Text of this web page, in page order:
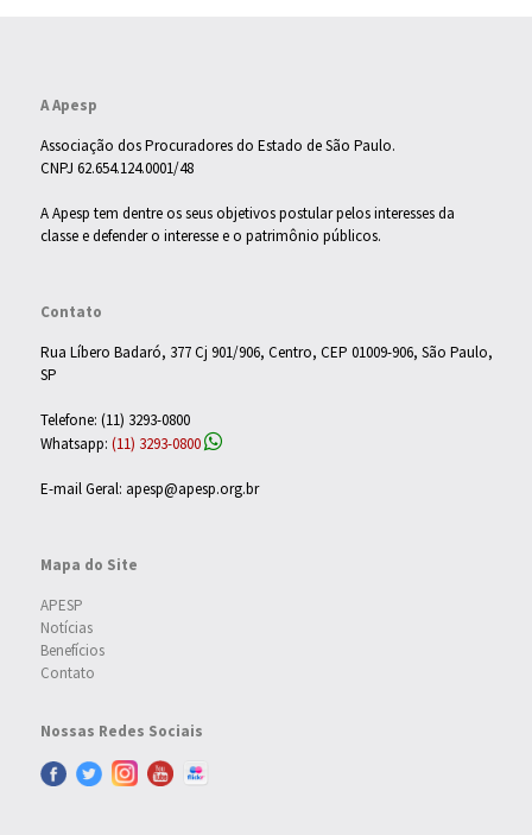
A Apesp
Associação dos Procuradores do Estado de São Paulo.
CNPJ 62.654.124.0001/48
A Apesp tem dentre os seus objetivos postular pelos interesses da
classe e defender o interesse e o patrimônio públicos.
Contato
Rua Líbero Badaró, 377 Cj 901/906, Centro, CEP 01009-906, São Paulo,
SP
Telefone: (11) 3293-0800
Whatsapp: (11) 3293-0800
E-mail Geral: apesp@apesp.org.br
Mapa do Site
APESP
Notícias
Benefícios
Contato
Nossas Redes Sociais